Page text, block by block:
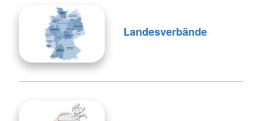
Landesverbände